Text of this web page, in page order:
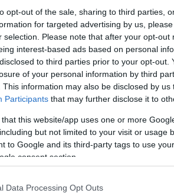
opt-out of the sale, sharing to third parties,
for targeted advertising by us,
selection. Please note that after your opt-out
interest-based ads based on personal
to third parties prior to your opt-out.
of your personal information by third
This information may also be disclosed by
Participants that may further disclose it to
that this website/app uses one or more
but not limited to your visit or usage
to Google and its third-party tags to use
consent section.
Data Processing Opt Outs
lesz, erről annyit
számára alkalmas
rámpákkal, félcsővel és
is lesz,
is.
KÖRNYEZETÉT, ÚJ EXTRÉM SPORTPÁLYA